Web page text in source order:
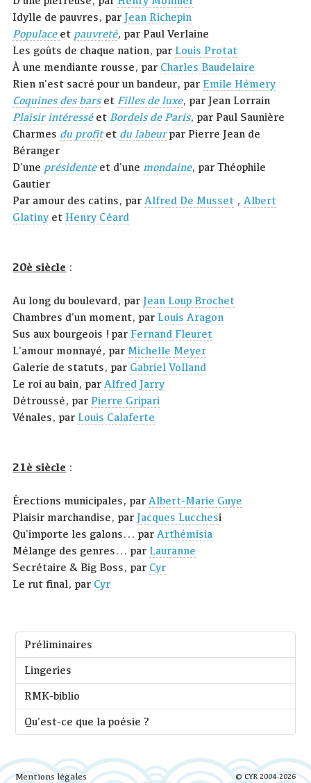
Idylle de pauvres, parJean Richepin
Populace et pauvreté, par Paul Verlaine
Les goûts de chaque nation, par Louis Protat
À une mendiante rousse, par Charles Baudelaire
Rien n'est sacré pour un bandeur, par Emile Hémery
Coquines des barset Filles de luxe, par Jean Lorrain
Plaisir intéresséet Bordels de Paris, par Paul Saunière
Charmes du profitet du labeurpar Pierre Jean de
Béranger
D'une présidenteet d'une mondaine, par Théophile
Gautier
Par amour des catins, par Alfred De Musset , Albert
Glatiny et Henry Céard
20è siècle :
Au long du boulevard, parJean Loup Brochet
Chambres d'un moment, par Louis Aragon
Sus aux bourgeois ! par Fernand Fleuret
L'amour monnayé, par Michelle Meyer
Galerie de statuts, par Gabriel Volland
Le roi au bain, par Alfred Jarry
Détroussé, par Pierre Gripari
Vénales, par Louis Calaferte
21è siècle :
Érections municipales, par Albert-Marie Guye
Plaisir marchandise, parJacques Lucchesi
Qu'importe les galons... par Arthémisia
Mélange des genres... par Lauranne
Secrétaire & Big Boss, par Cyr
Le rut final, par Cyr
Préliminaires
Lingeries
RMK-biblio
Qu'est-ce que la poésie ?
© CYR 2004-2026
Mentions légales